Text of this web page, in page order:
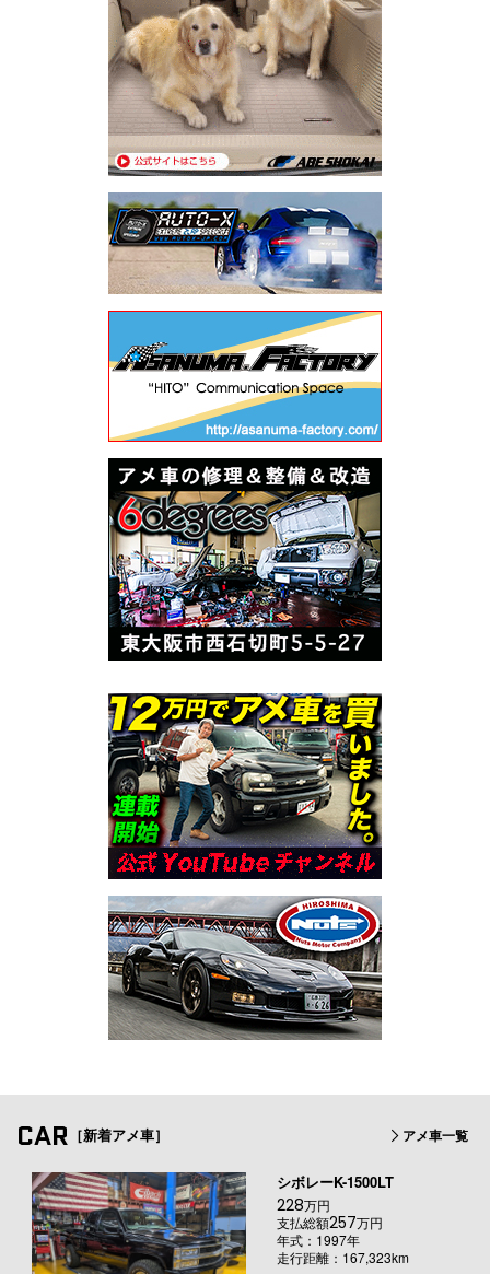
CAR ［新着アメ車］ アメ車一覧
シボレーK-1500LT
228万円
支払総額257万円
年式：1997年
走行距離：167,323km